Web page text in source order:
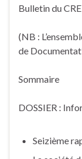
Bulletin du
(NB :
de
Sommaire
DOSSIER :
Seizième